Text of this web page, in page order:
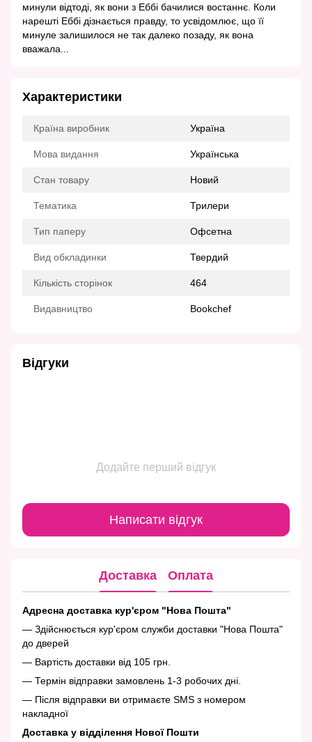
минули відтоді, як вони з Еббі бачилися востаннє. Коли
нарешті Еббі дізнається правду, то усвідомлює, що її
минуле залишилося не так далеко позаду, як вона
вважала...
Характеристики
Країна виробник Україна
Мова видання Українська
Стан товару Новий
Тематика Трилери
Тип паперу Офсетна
Вид обкладинки Твердий
Кількість сторінок 464
Видавництво Bookchef
Відгуки
Додайте перший відгук
Написати відгук
Доставка Оплата
Адресна доставка кур'єром "Нова Пошта"
— Здійснюється кур'єром служби доставки "Нова Пошта"
до дверей
— Вартість доставки від 105 грн.
— Термін відправки замовлень 1-3 робочих дні.
— Після відправки ви отримаєте SMS з номером
накладної
Доставка у відділення Нової Пошти